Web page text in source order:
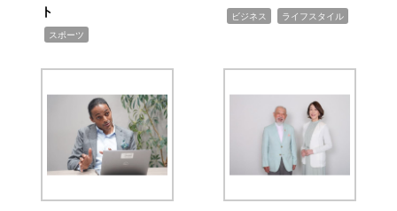
ト
スポーツ
ビジネス ライフスタイル